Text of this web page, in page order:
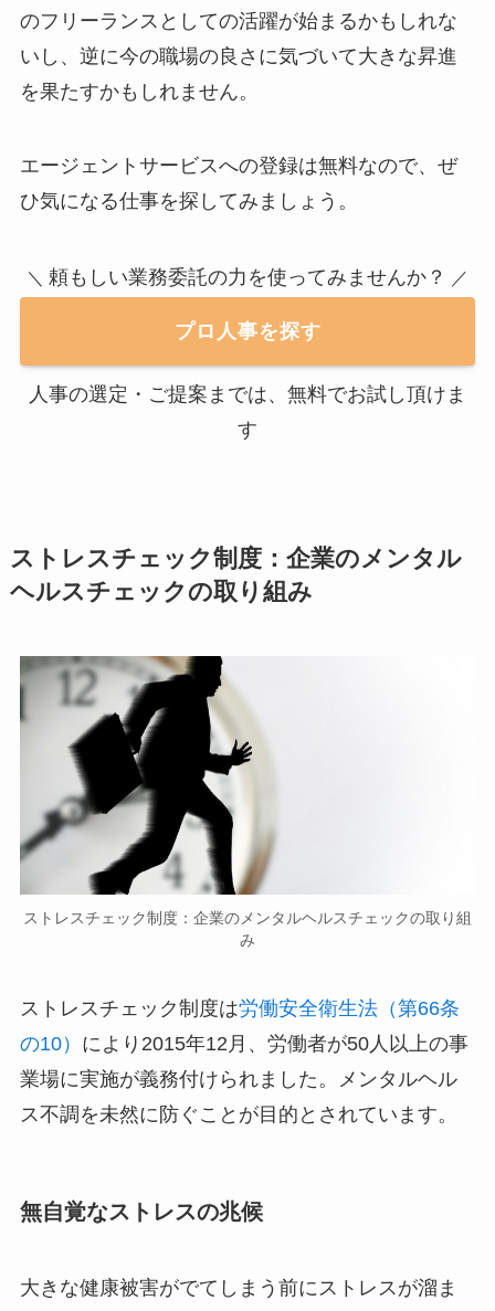
のフリーランスとしての活躍が始まるかもしれな
いし、逆に今の職場の良さに気づいて大きな昇進
を果たすかもしれません。
エージェントサービスへの登録は無料なので、ぜ
ひ気になる仕事を探してみましょう。
＼ 頼もしい業務委託の力を使ってみませんか？ ／
プロ人事を探す
人事の選定・ご提案までは、無料でお試し頂けま
す
ストレスチェック制度：企業のメンタル
ヘルスチェックの取り組み
ストレスチェック制度：企業のメンタルヘルスチェックの取り組
み
ストレスチェック制度は労働安全衛生法（第66条
の10） により2015年12月、労働者が50人以上の事
業場に実施が義務付けられました。メンタルヘル
ス不調を未然に防ぐことが目的とされています。
無自覚なストレスの兆候
大きな健康被害がでてしまう前にストレスが溜ま